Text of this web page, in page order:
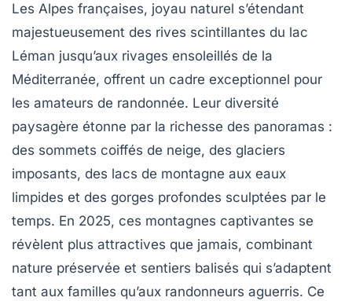
Les Alpes françaises, joyau naturel s’étendant
majestueusement des rives scintillantes du lac
Léman jusqu’aux rivages ensoleillés de la
Méditerranée, offrent un cadre exceptionnel pour
les amateurs de randonnée. Leur diversité
paysagère étonne par la richesse des panoramas :
des sommets coiffés de neige, des glaciers
imposants, des lacs de montagne aux eaux
limpides et des gorges profondes sculptées par le
temps. En 2025, ces montagnes captivantes se
révèlent plus attractives que jamais, combinant
nature préservée et sentiers balisés qui s’adaptent
tant aux familles qu’aux randonneurs aguerris. Ce